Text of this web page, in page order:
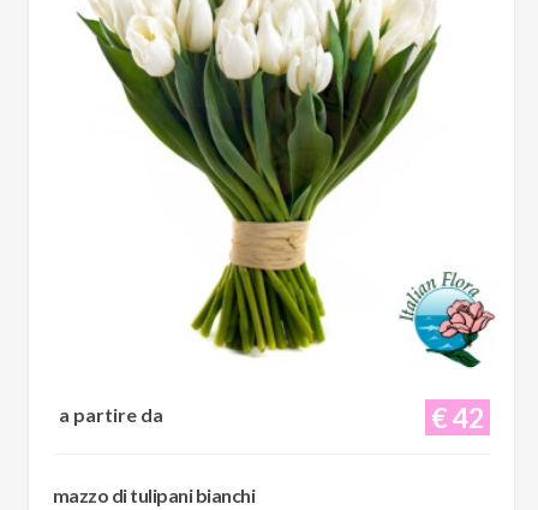
€ 42
a partire da
mazzo di tulipani bianchi